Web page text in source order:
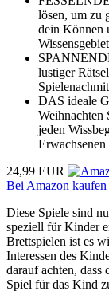
lösen, um zu
dein Können
lustiger
DAS ideale
Weihnachten
jeden
24,99 EUR
Bei Amazon kaufen
Diese Spiele sind
speziell für Kinder
Brettspielen ist es
Interessen des
darauf achten, dass
Spiel für das Kind